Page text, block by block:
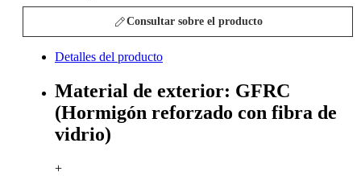
Consultar sobre el producto
Detalles del producto
Material de exterior: GFRC
(Hormigón reforzado con fibra de
vidrio)
+